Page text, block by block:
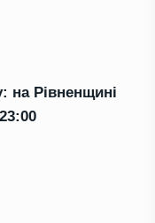
на Рівненщині